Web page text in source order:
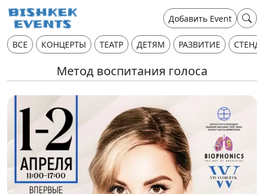
Добавить Event
ВСЕ КОНЦЕРТЫ ТЕАТР ДЕТЯМ РАЗВИТИЕ
Метод воспитания голоса